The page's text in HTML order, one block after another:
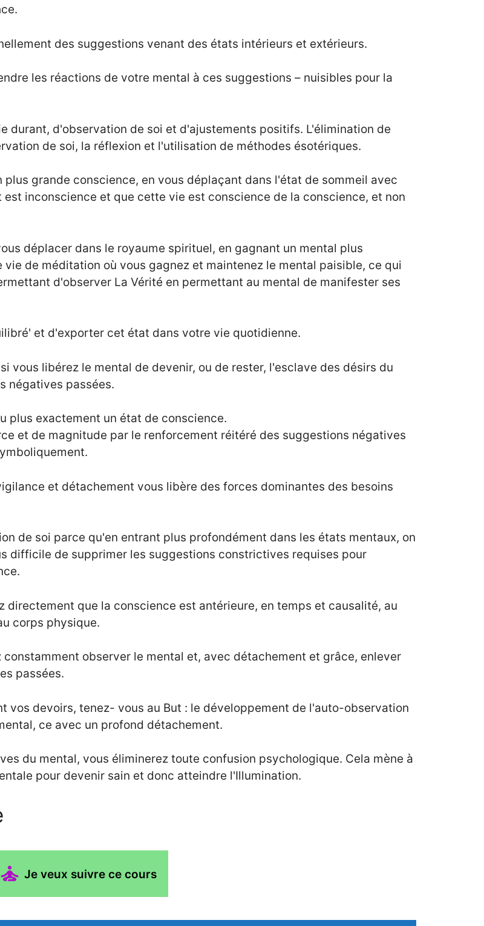
des suggestions venant des états intérieurs et extérieurs.
les réactions de votre mental à ces suggestions – nuisibles pour la
durant, d'observation de soi et d'ajustements positifs. L'élimination de
de soi, la réflexion et l'utilisation de méthodes ésotériques.
grande conscience, en vous déplaçant dans l'état de sommeil avec
inconscience et que cette vie est conscience de la conscience, et non
déplacer dans le royaume spirituel, en gagnant un mental plus
de méditation où vous gagnez et maintenez le mental paisible, ce qui
d'observer La Vérité en permettant au mental de manifester ses
et d'exporter cet état dans votre vie quotidienne.
vous libérez le mental de devenir, ou de rester, l'esclave des désirs du
négatives passées.
plus exactement un état de conscience.
et de magnitude par le renforcement réitéré des suggestions négatives
et détachement vous libère des forces dominantes des besoins
de soi parce qu'en entrant plus profondément dans les états mentaux, on
difficile de supprimer les suggestions constrictives requises pour
directement que la conscience est antérieure, en temps et causalité, au
corps physique.
observer le mental et, avec détachement et grâce, enlever
passées.
vos devoirs, tenez- vous au But : le développement de l'auto-observation
ce avec un profond détachement.
du mental, vous éliminerez toute confusion psychologique. Cela mène à
pour devenir sain et donc atteindre l'Illumination.
Je veux suivre ce cours